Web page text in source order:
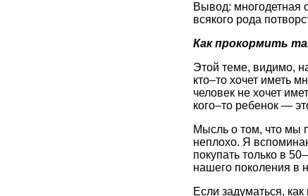
Вывод: многодетная
всякого рода
Как прокормить
Этой теме, видимо,
кто–то хочет иметь
человек не хочет
кого–то ребенок —
Мысль о том, что мы
неплохо. Я
покупать только в
нашего поколения в
Если задуматься,